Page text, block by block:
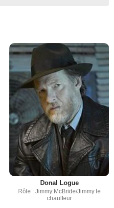
Donal Logue
Rôle : Jimmy McBride/Jimmy le
chauffeur